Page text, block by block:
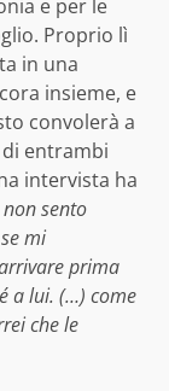
e per le
Proprio lì
in una
insieme, e
convolerà a
entrambi
intervista ha
sento
mi
prima
a lui. (…) come
che le